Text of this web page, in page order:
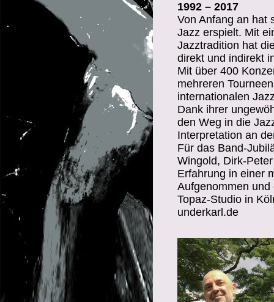
1992 – 2017
Von Anfang an hat
Jazz erspielt. Mit
Jazztradition hat
direkt und indirekt
Mit über 400
mehreren
internationalen
Dank ihrer
den Weg in die
Interpretation an
Für das Band-
Wingold, Dirk-
Erfahrung in einer
Aufgenommen und
Topaz-Studio in
underkarl.de